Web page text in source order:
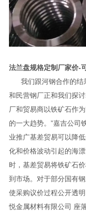
法兰盘规格定制厂家价-
我们跟河钢合作的结
和民营钢厂正和我们探
厂和贸易商以铁矿石作
的一大趋势。”嘉吉公司
业推广基差贸易可以降
化和价格波动引起的海
时，基差贸易将铁矿石
到市场。对于部分国有
使采购议价过程公开透
悦金属材料有限公司 座